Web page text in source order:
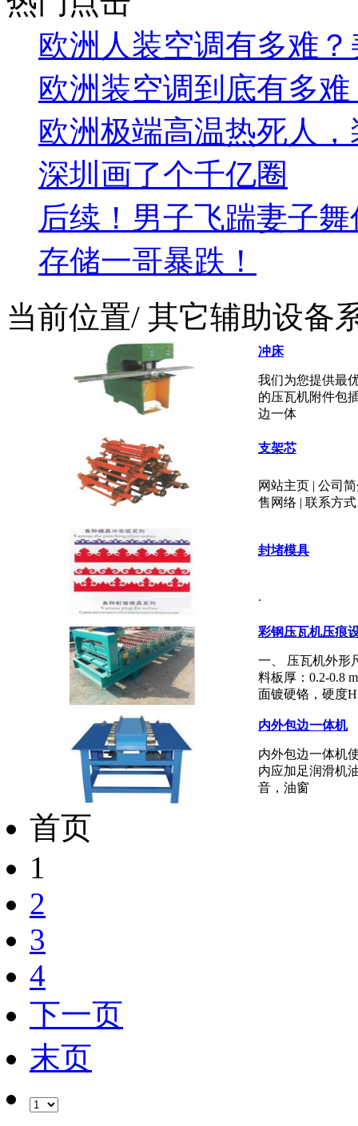
欧洲人装空调有多难？
欧洲装空调到底有多
欧洲极端高温热死人
深圳画了个千亿圈
后续！男子飞踹妻子
存储一哥暴跌！
当前位置/ 其它辅助设备
冲床
我们为您提供最
的压瓦机附件包
边一体
支架芯
网站主页 | 公司
售网络 | 联系方
封堵模具
.
彩钢压瓦机压痕
一、 压瓦机外形
料板厚：0.2-0.8
面镀硬铬，硬度
内外包边一体机
内外包边一体机
内应加足润滑机
音，油窗
首页
1
2
3
4
下一页
末页